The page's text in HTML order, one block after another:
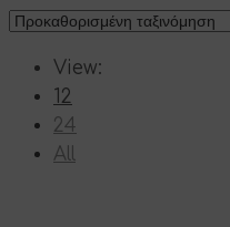
View:
12
24
All